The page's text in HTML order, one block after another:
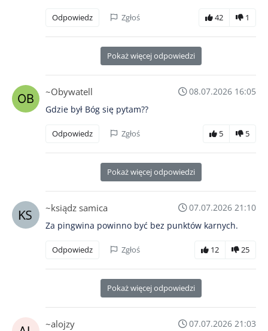
Odpowiedz Zgłoś 42 1
Pokaż więcej odpowiedzi
~Obywatell
08.07.2026 16:05
Gdzie był Bóg się pytam??
Odpowiedz Zgłoś 5 5
Pokaż więcej odpowiedzi
~ksiądz samica
07.07.2026 21:10
Za pingwina powinno być bez punktów karnych.
Odpowiedz Zgłoś 12 25
Pokaż więcej odpowiedzi
~alojzy
07.07.2026 21:03